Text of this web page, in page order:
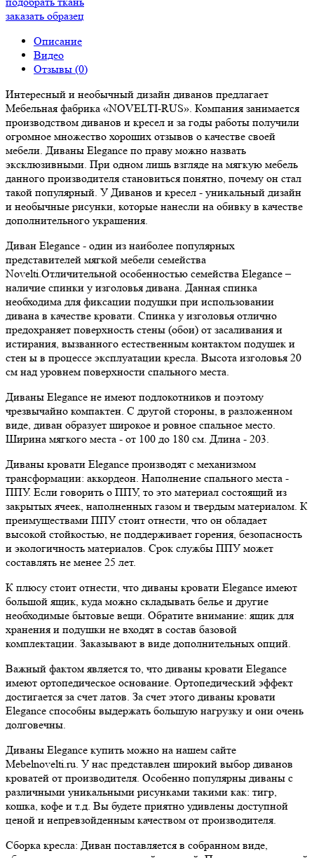
заказать образец
Описание
Видео
Отзывы (0)
Интересный и необычный дизайн диванов предлагает
Мебельная фабрика «NOVELTI-RUS». Компания занимается
производством диванов и кресел и за годы работы получили
огромное множество хороших отзывов о качестве своей
мебели. Диваны Elegance по праву можно назвать
эксклюзивными. При одном лишь взгляде на мягкую мебель
данного производителя становиться понятно, почему он стал
такой популярный. У Диванов и кресел - уникальный дизайн
и необычные рисунки, которые нанесли на обивку в качестве
дополнительного украшения.
Диван Elegance - один из наиболее популярных
представителей мягкой мебели семейства
Novelti.Отличительной особенностью семейства Elegance –
наличие спинки у изголовья дивана. Данная спинка
необходима для фиксации подушки при использовании
дивана в качестве кровати. Спинка у изголовья отлично
предохраняет поверхность стены (обои) от засаливания и
истирания, вызванного естественным контактом подушек и
стен ы в процессе эксплуатации кресла. Высота изголовья 20
см над уровнем поверхности спального места.
Диваны Elegance не имеют подлокотников и поэтому
чрезвычайно компактен. С другой стороны, в разложенном
виде, диван образует широкое и ровное спальное место.
Ширина мягкого места - от 100 до 180 см. Длина - 203.
Диваны кровати Elegance производят с механизмом
трансформации: аккордеон. Наполнение спального места -
ППУ. Если говорить о ППУ, то это материал состоящий из
закрытых ячеек, наполненных газом и твердым материалом. К
преимуществами ППУ стоит отнести, что он обладает
высокой стойкостью, не поддерживает горения, безопасность
и экологичность материалов. Срок службы ППУ может
составлять не менее 25 лет.
К плюсу стоит отнести, что диваны кровати Elegance имеют
большой ящик, куда можно складывать белье и другие
необходимые бытовые вещи. Обратите внимание: ящик для
хранения и подушки не входят в состав базовой
комплектации. Заказывают в виде дополнительных опций.
Важный фактом является то, что диваны кровати Elegance
имеют ортопедическое основание. Ортопедический эффект
достигается за счет латов. За счет этого диваны кровати
Elegance способны выдержать большую нагрузку и они очень
долговечны.
Диваны Elegance купить можно на нашем сайте
Mebelnovelti.ru. У нас представлен широкий выбор диванов
кроватей от производителя. Особенно популярны диваны с
различными уникальными рисунками такими как: тигр,
кошка, кофе и т.д. Вы будете приятно удивлены доступной
ценой и непревзойденным качеством от производителя.
Сборка кресла: Диван поставляется в собранном виде,